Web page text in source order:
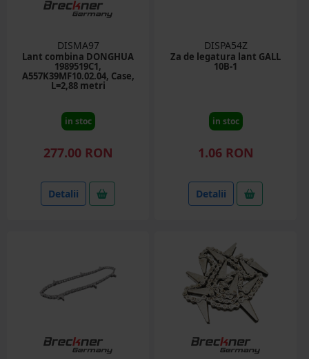
DISMA97
Lant combina DONGHUA
1989519C1,
A557K39MF10.02.04, Case,
L=2,88 metri
in stoc
277.00 RON
Detalii
DISPA54Z
Za de legatura lant GALL
10B-1
in stoc
1.06 RON
Detalii